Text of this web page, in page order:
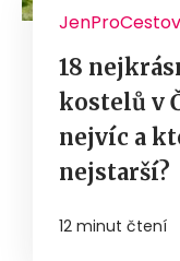
18
kostelů v
nejvíc a
nejstarší?
12 minut čtení